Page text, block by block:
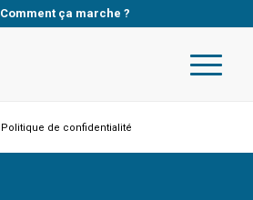
Comment ça marche ?
Politique de confidentialité